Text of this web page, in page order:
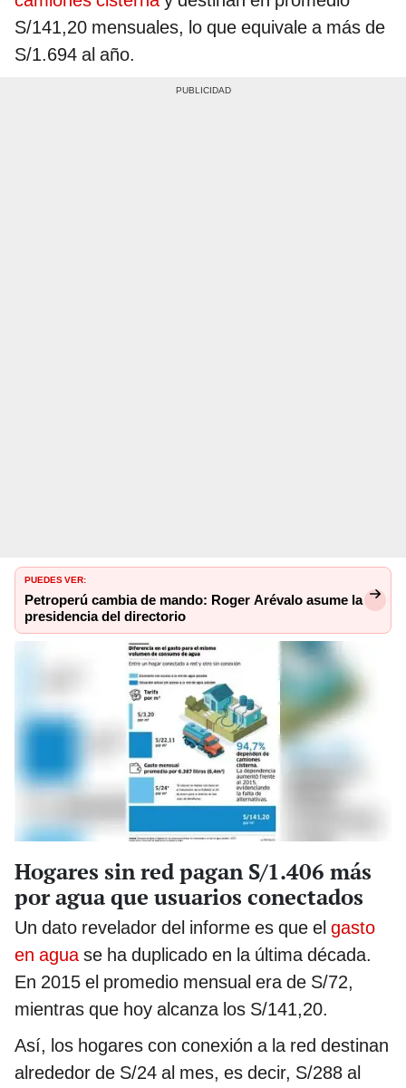
S/141,20 mensuales, lo que equivale a más de
S/1.694 al año.
PUEDES VER:
Petroperú cambia de mando: Roger Arévalo asume la
presidencia del directorio
Hogares sin red pagan S/1.406 más
por agua que usuarios conectados
Un dato revelador del informe es que el gasto
en aguase ha duplicado en la última década.
En 2015 el promedio mensual era de S/72,
mientras que hoy alcanza los S/141,20.
Así, los hogares con conexión a la red destinan
alrededor de S/24 al mes, es decir, S/288 al